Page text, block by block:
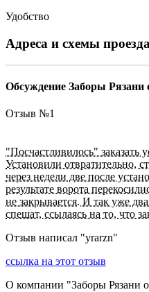
Удобство
Адреса и схемы проезда
Обсуждение Заборы Рязани
Отзыв №1
"Посчастливилось" заказать
Установили отвратительно,
через недели две после
результате ворота
не закрывается. И так уже
спешат, ссылаясь на то, что
Отзыв написал "yrarzn"
ссылка на этот отзыв
О компании "Заборы Рязани